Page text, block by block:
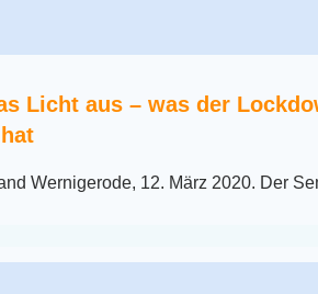
Licht aus – was der
Wernigerode, 12. März 2020. Der